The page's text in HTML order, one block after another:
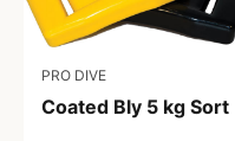
PRO DIVE
Coated Bly 5 kg Sort